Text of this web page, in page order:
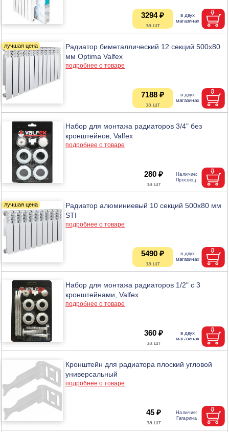
3294 ₽
Радиатор биметаллический 12 секций 500х80
мм Optima Valfex
подробнее о товаре
7188 ₽
Набор для монтажа радиаторов 3/4" без
кронштейнов, Valfex
подробнее о товаре
280 ₽
Радиатор алюминиевый 10 секций 500х80 мм
STI
подробнее о товаре
5490 ₽
Набор для монтажа радиаторов 1/2" с 3
кронштейнами, Valfex
подробнее о товаре
360 ₽
Кронштейн для радиатора плоский угловой
универсальный
подробнее о товаре
45 ₽